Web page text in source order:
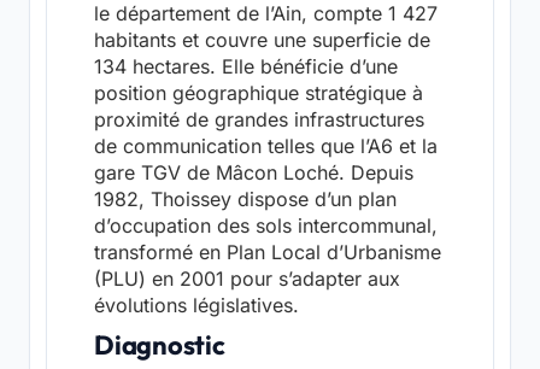
le département de l’Ain, compte 1 427
habitants et couvre une superficie de
134 hectares. Elle bénéficie d’une
position géographique stratégique à
proximité de grandes infrastructures
de communication telles que l’A6 et la
gare TGV de Mâcon Loché. Depuis
1982, Thoissey dispose d’un plan
d’occupation des sols intercommunal,
transformé en Plan Local d’Urbanisme
(PLU) en 2001 pour s’adapter aux
évolutions législatives.
Diagnostic